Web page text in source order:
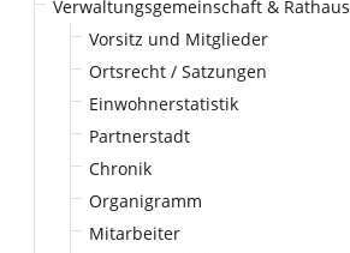
Verwaltungsgemeinschaft & Rathaus
Vorsitz und Mitglieder
Ortsrecht / Satzungen
Einwohnerstatistik
Partnerstadt
Chronik
Organigramm
Mitarbeiter